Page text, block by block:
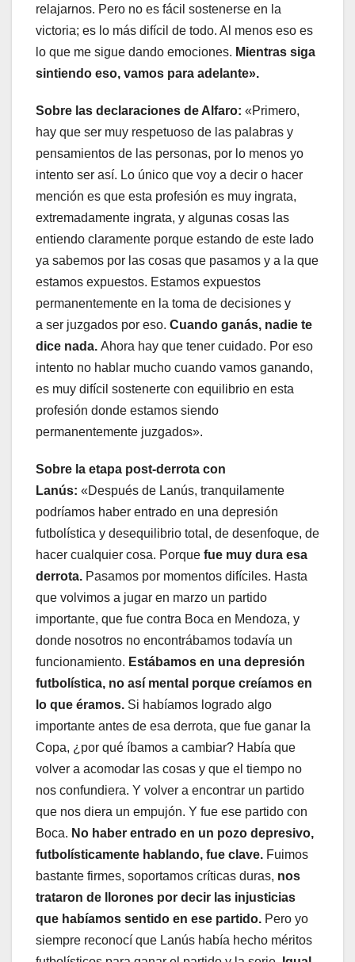
relajarnos. Pero no es fácil sostenerse en la
victoria; es lo más difícil de todo. Al menos eso es
lo que me sigue dando emociones. Mientras siga
sintiendo eso, vamos para adelante».
Sobre las declaraciones de Alfaro: «Primero,
hay que ser muy respetuoso de las palabras y
pensamientos de las personas, por lo menos yo
intento ser así. Lo único que voy a decir o hacer
mención es que esta profesión es muy ingrata,
extremadamente ingrata, y algunas cosas las
entiendo claramente porque estando de este lado
ya sabemos por las cosas que pasamos y a la que
estamos expuestos. Estamos expuestos
permanentemente en la toma de decisiones y
a ser juzgados por eso. Cuando ganás, nadie te
dice nada. Ahora hay que tener cuidado. Por eso
intento no hablar mucho cuando vamos ganando,
es muy difícil sostenerte con equilibrio en esta
profesión donde estamos siendo
permanentemente juzgados».
Sobre la etapa post-derrota con
Lanús: «Después de Lanús, tranquilamente
podríamos haber entrado en una depresión
futbolística y desequilibrio total, de desenfoque, de
hacer cualquier cosa. Porque fue muy dura esa
derrota. Pasamos por momentos difíciles. Hasta
que volvimos a jugar en marzo un partido
importante, que fue contra Boca en Mendoza, y
donde nosotros no encontrábamos todavía un
funcionamiento. Estábamos en una depresión
futbolística, no así mental porque creíamos en
lo que éramos. Si habíamos logrado algo
importante antes de esa derrota, que fue ganar la
Copa, ¿por qué íbamos a cambiar? Había que
volver a acomodar las cosas y que el tiempo no
nos confundiera. Y volver a encontrar un partido
que nos diera un empujón. Y fue ese partido con
Boca. No haber entrado en un pozo depresivo,
futbolísticamente hablando, fue clave. Fuimos
bastante firmes, soportamos críticas duras, nos
trataron de llorones por decir las injusticias
que habíamos sentido en ese partido. Pero yo
siempre reconocí que Lanús había hecho méritos